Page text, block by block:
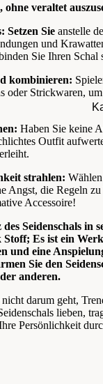
veraltet
Setzen Sie anstelle
und
Sie Ihren Schal
kombinieren:
oder Strickwaren,
Haben Sie keine
Outfit
strahlen:
Angst, die Regeln
Accessoire!
Seidenschals in
Es ist ein
und eine
Sie den
anderen.
darum geht,
lieben,
Persönlichkeit